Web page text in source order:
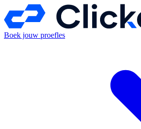
Boek jouw proefles